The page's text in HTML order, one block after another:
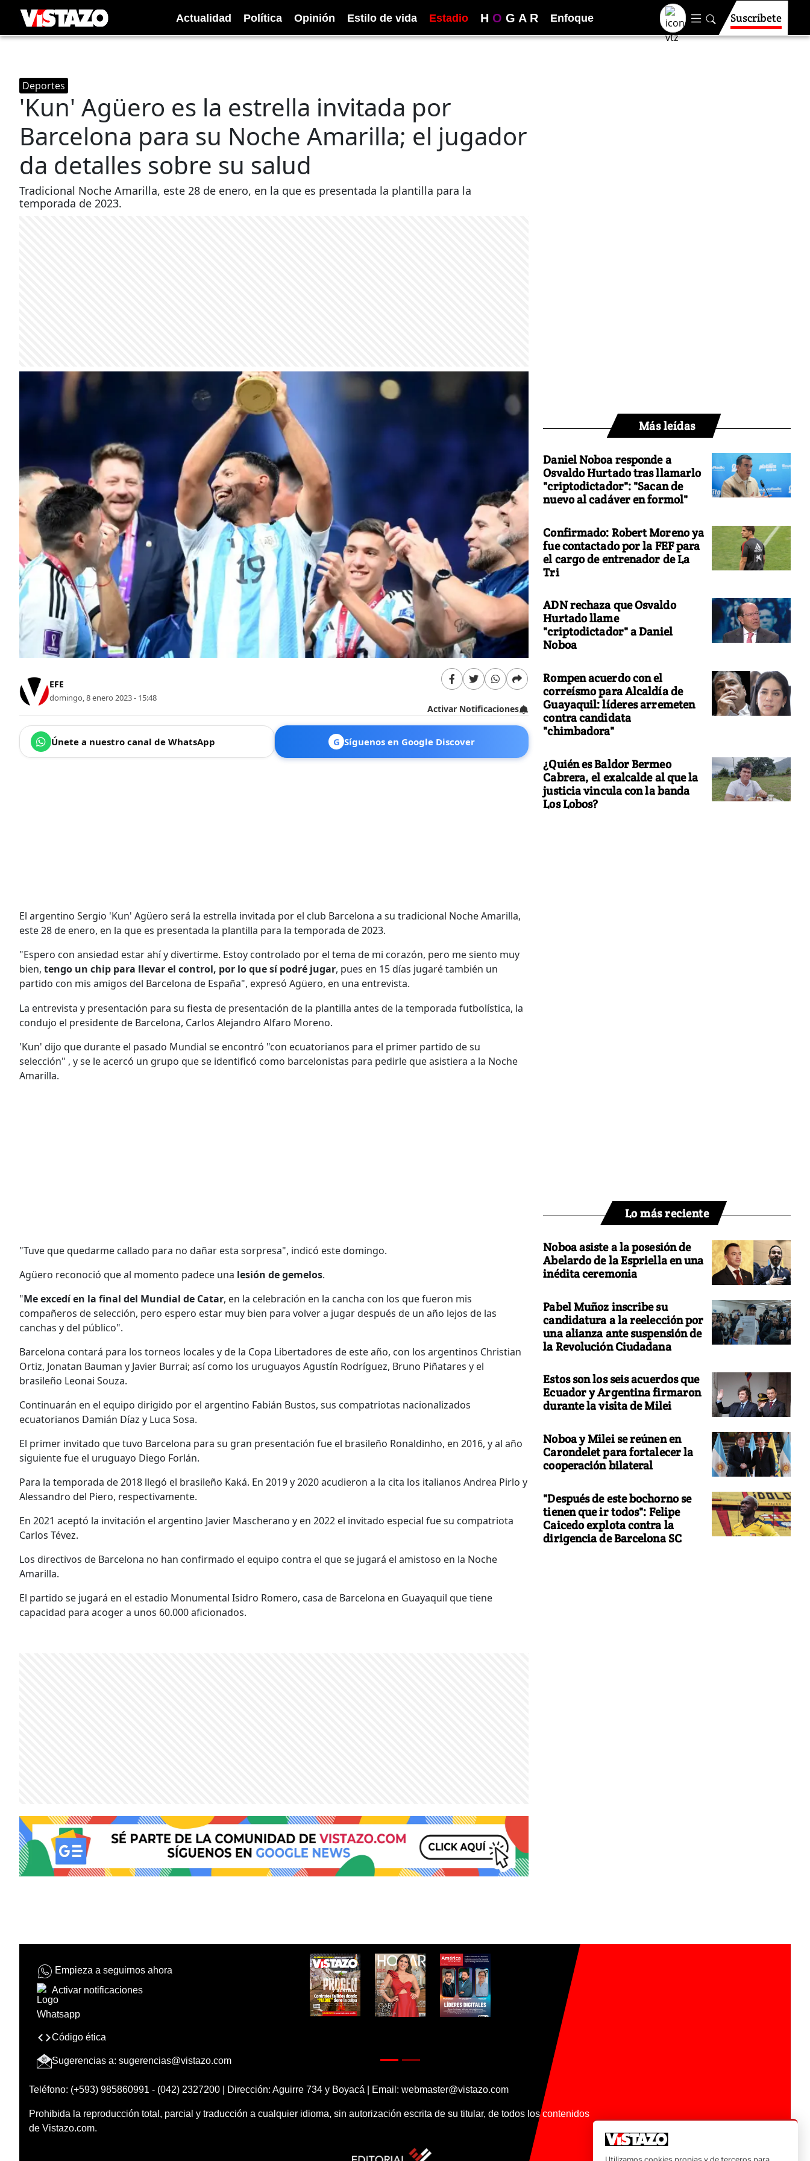
Actualidad Política Opinión Estilo de vida Estadio H O G A R Enfoque Suscríbete
Deportes
'Kun' Agüero es la estrella invitada por
Barcelona para su Noche Amarilla; el jugador
da detalles sobre su salud
Tradicional Noche Amarilla, este 28 de enero, en la que es presentada la plantilla para la
temporada de 2023.
EFE
domingo, 8 enero 2023 - 15:48
Activar Notificaciones
Únete a nuestro canal de WhatsApp G Síguenos en Google Discover
El argentino Sergio 'Kun' Agüero será la estrella invitada por el club Barcelona a su tradicional Noche Amarilla,
este 28 de enero, en la que es presentada la plantilla para la temporada de 2023.
"Espero con ansiedad estar ahí y divertirme. Estoy controlado por el tema de mi corazón, pero me siento muy
bien, tengo un chip para llevar el control, por lo que sí podré jugar, pues en 15 días jugaré también un
partido con mis amigos del Barcelona de España", expresó Agüero, en una entrevista.
La entrevista y presentación para su fiesta de presentación de la plantilla antes de la temporada futbolística, la
condujo el presidente de Barcelona, Carlos Alejandro Alfaro Moreno.
'Kun' dijo que durante el pasado Mundial se encontró "con ecuatorianos para el primer partido de su
selección" , y se le acercó un grupo que se identificó como barcelonistas para pedirle que asistiera a la Noche
Amarilla.
"Tuve que quedarme callado para no dañar esta sorpresa", indicó este domingo.
Agüero reconoció que al momento padece una lesión de gemelos.
"Me excedí en la final del Mundial de Catar, en la celebración en la cancha con los que fueron mis
compañeros de selección, pero espero estar muy bien para volver a jugar después de un año lejos de las
canchas y del público".
Barcelona contará para los torneos locales y de la Copa Libertadores de este año, con los argentinos Christian
Ortiz, Jonatan Bauman y Javier Burrai; así como los uruguayos Agustín Rodríguez, Bruno Piñatares y el
brasileño Leonai Souza.
Continuarán en el equipo dirigido por el argentino Fabián Bustos, sus compatriotas nacionalizados
ecuatorianos Damián Díaz y Luca Sosa.
El primer invitado que tuvo Barcelona para su gran presentación fue el brasileño Ronaldinho, en 2016, y al año
siguiente fue el uruguayo Diego Forlán.
Para la temporada de 2018 llegó el brasileño Kaká. En 2019 y 2020 acudieron a la cita los italianos Andrea Pirlo y
Alessandro del Piero, respectivamente.
En 2021 aceptó la invitación el argentino Javier Mascherano y en 2022 el invitado especial fue su compatriota
Carlos Tévez.
Los directivos de Barcelona no han confirmado el equipo contra el que se jugará el amistoso en la Noche
Amarilla.
El partido se jugará en el estadio Monumental Isidro Romero, casa de Barcelona en Guayaquil que tiene
capacidad para acoger a unos 60.000 aficionados.
Más leídas
Daniel Noboa responde a
Osvaldo Hurtado tras llamarlo
"criptodictador": "Sacan de
nuevo al cadáver en formol"
Confirmado: Robert Moreno ya
fue contactado por la FEF para
el cargo de entrenador de La
Tri
ADN rechaza que Osvaldo
Hurtado llame
"criptodictador" a Daniel
Noboa
Rompen acuerdo con el
correísmo para Alcaldía de
Guayaquil: líderes arremeten
contra candidata
"chimbadora"
¿Quién es Baldor Bermeo
Cabrera, el exalcalde al que la
justicia vincula con la banda
Los Lobos?
Lo más reciente
Noboa asiste a la posesión de
Abelardo de la Espriella en una
inédita ceremonia
Pabel Muñoz inscribe su
candidatura a la reelección por
una alianza ante suspensión de
la Revolución Ciudadana
Estos son los seis acuerdos que
Ecuador y Argentina firmaron
durante la visita de Milei
Noboa y Milei se reúnen en
Carondelet para fortalecer la
cooperación bilateral
"Después de este bochorno se
tienen que ir todos": Felipe
Caicedo explota contra la
dirigencia de Barcelona SC
Empieza a seguirnos ahora
Activar notificaciones
Código ética
Sugerencias a: sugerencias@vistazo.com
Teléfono: (+593) 985860991 - (042) 2327200 | Dirección: Aguirre 734 y Boyacá | Email: webmaster@vistazo.com
Prohibida la reproducción total, parcial y traducción a cualquier idioma, sin autorización escrita de su titular, de todos los contenidos
de Vistazo.com.